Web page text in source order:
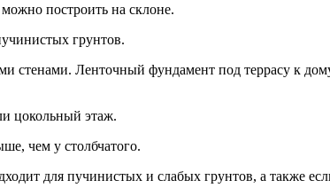
построить на склоне.
грунтов.
стенами. Ленточный фундамент под террасу к
цокольный этаж.
чем у столбчатого.
для пучинистых и слабых грунтов, а также